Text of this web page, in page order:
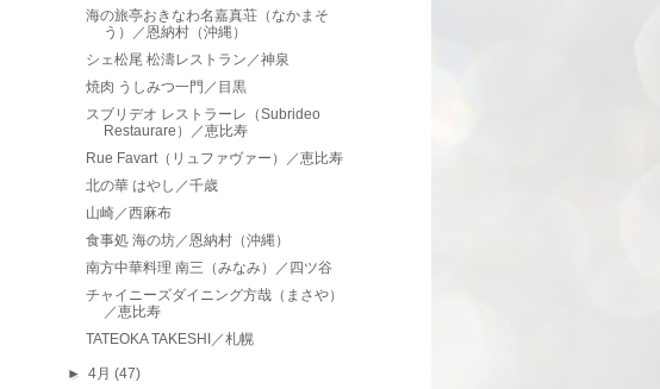
海の旅亭おきなわ名嘉真荘（なかまそ
う）／恩納村（沖縄）
シェ松尾 松濤レストラン／神泉
焼肉 うしみつ一門／目黒
スブリデオ レストラーレ（Subrideo
Restaurare）／恵比寿
Rue Favart（リュファヴァー）／恵比寿
北の華 はやし／千歳
山崎／西麻布
食事処 海の坊／恩納村（沖縄）
南方中華料理 南三（みなみ）／四ツ谷
チャイニーズダイニング方哉（まさや）
／恵比寿
TATEOKA TAKESHI／札幌
►4月(47)